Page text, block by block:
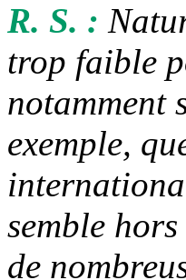
R. S. :
trop faible
notamment
exemple,
semble
de